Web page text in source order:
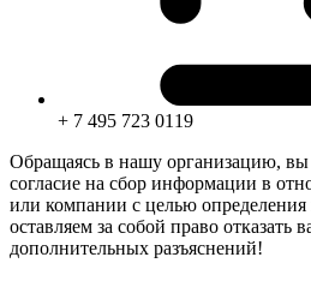
+ 7 495 723 0119
Обращаясь в нашу организацию, вы
согласие на сбор информации в
или компании с целью
оставляем за собой право отказать
дополнительных разъяснений!